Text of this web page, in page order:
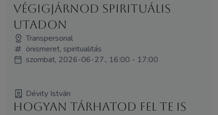
végigjárnod spirituális
utadon
Transpersonal
önismeret, spiritualitás
szombat, 2026-06-27., 16:00 - 17:00
Dévity István
Hogyan tárhatod fel te is